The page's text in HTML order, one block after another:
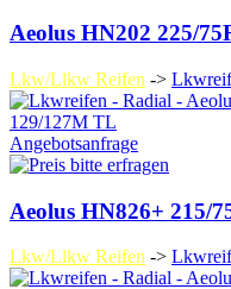
Aeolus HN202 225/
Lkw/Llkw Reifen ->
Angebotsanfrage
Aeolus HN826+ 215/
Lkw/Llkw Reifen ->